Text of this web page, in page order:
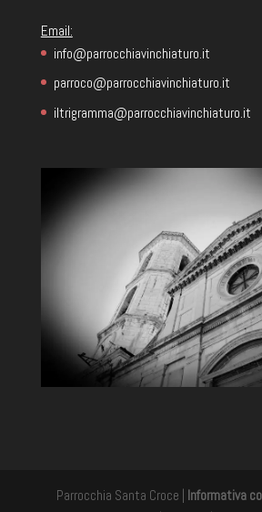
Email:
info@parrocchiavinchiaturo.it
parroco@parrocchiavinchiaturo.it
iltrigramma@parrocchiavinchiaturo.it
Parrocchia Santa Croce | Informativa